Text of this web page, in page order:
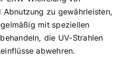
Abnutzung zu gewährleisten,
mit speziellen
die UV-Strahlen
abwehren.